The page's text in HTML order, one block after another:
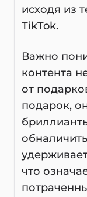
исходя из
TikTok.
Важно
контента
от
подарок,
что